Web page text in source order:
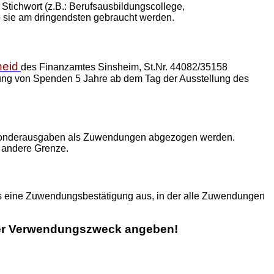
(z.B.: Berufsausbildungscollege,
am dringendsten gebraucht werden.
des Finanzamtes Sinsheim, St.Nr. 44082/35158
von Spenden 5 Jahre ab dem Tag der Ausstellung des
als Zuwendungen abgezogen werden.
Grenze.
Zuwendungsbestätigung aus, in der alle Zuwendungen
Verwendungszweck angeben!